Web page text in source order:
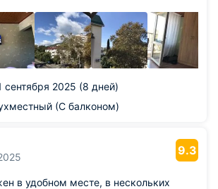
, сеть ресторанов и кафе все
очень шумно от дороги под окнами,
кроватке «убит» верхний слой
.
сентября 2025 (8 дней)
(С балконом)
9.3
в удобном месте, в нескольких